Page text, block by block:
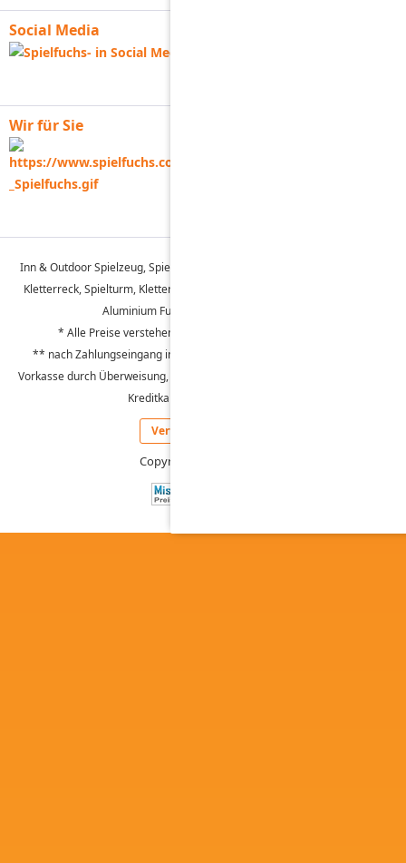
Social Media
Wir für Sie
Inn & Outdoor Spielzeug, Spielwaren, - Multispielanlagen, XXL Bausteine,
Kletterreck, Spielturm, Kletterwand, Doppelschaukel, Sandkasten Stabil,
Aluminium Fußballtor, Kinder Hüpfburg -
* Alle Preise verstehen sich inklusive der Mehrwertsteuer.
** nach Zahlungseingang innerhalb Deutschland mit Bezahlung per
Vorkasse durch Überweisung, Paypal, Lastschrift, Zahlung nach 30 Tagen,
Kreditkarte oder Amazon Pay.
Vertrag widerrufen
Copyright by Spielfuchs